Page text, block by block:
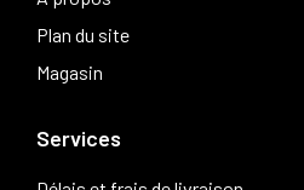
Plan du site
Magasin
Services